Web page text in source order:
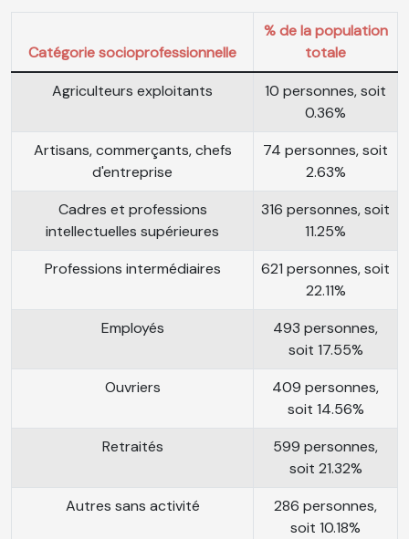
Catégorie socioprofessionnelle
% de la population
totale
Agriculteurs exploitants
10 personnes, soit
0.36%
Artisans, commerçants, chefs
d'entreprise
74 personnes, soit
2.63%
Cadres et professions
intellectuelles supérieures
316 personnes, soit
11.25%
Professions intermédiaires
621 personnes, soit
22.11%
Employés
493 personnes,
soit 17.55%
Ouvriers
409 personnes,
soit 14.56%
Retraités
599 personnes,
soit 21.32%
Autres sans activité
286 personnes,
soit 10.18%